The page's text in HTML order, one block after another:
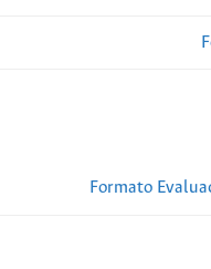
Formato